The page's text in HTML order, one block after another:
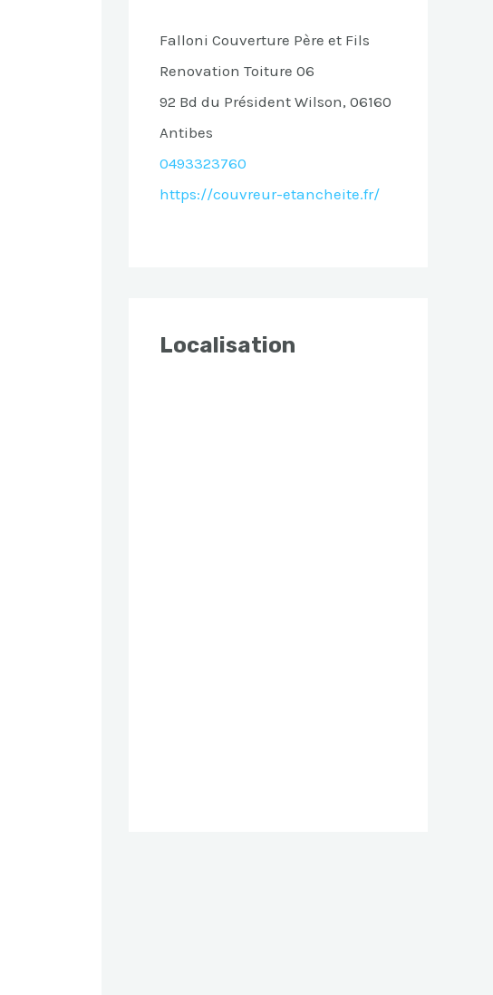
Falloni Couverture Père et Fils
Renovation Toiture 06
92 Bd du Président Wilson, 06160
Antibes
0493323760
https://couvreur-etancheite.fr/
Localisation